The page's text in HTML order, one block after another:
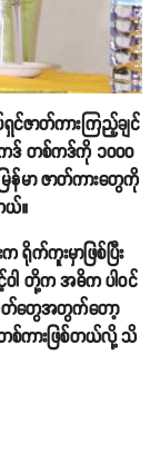
င်ဇာတ်ကားကြည့်ချင်
ကဒ် တစ်ကဒ်ကို ၁၀၀၀
န်မာ ဇာတ်ကားတွေကို
ယ်။
ရိုက်ကူးမှာဖြစ်ပြီး
င့်ဝါ တို့က အဓိက ပါဝင်
သတ်တွေအတွက်တော့
တစ်ကားဖြစ်တယ်လို့ သိ